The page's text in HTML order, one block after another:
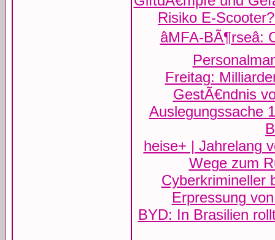
Risiko E-
âMFA-
Freitag:
GestÃ€ndnis
Auslegungssache
heise+ | Jahrelang
Wege zum
Cyberkrimineller
Erpressung
BYD: In Brasilien